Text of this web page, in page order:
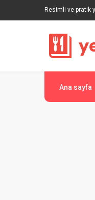
Resimli ve pratik
Ana sayfa